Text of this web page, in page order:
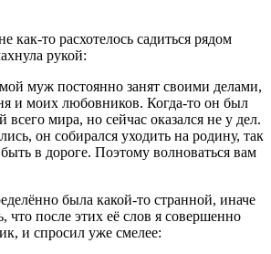
как-то расхотелось садиться рядом
рукой:
муж постоянно занят своими делами,
и моих любовников. Когда-то он был
всего мира, но сейчас оказался не у дел.
он собирался уходить на родину, так
в дороге. Поэтому волноваться вам
была какой-то странной, иначе
что после этих её слов я совершенно
и спросил уже смелее: